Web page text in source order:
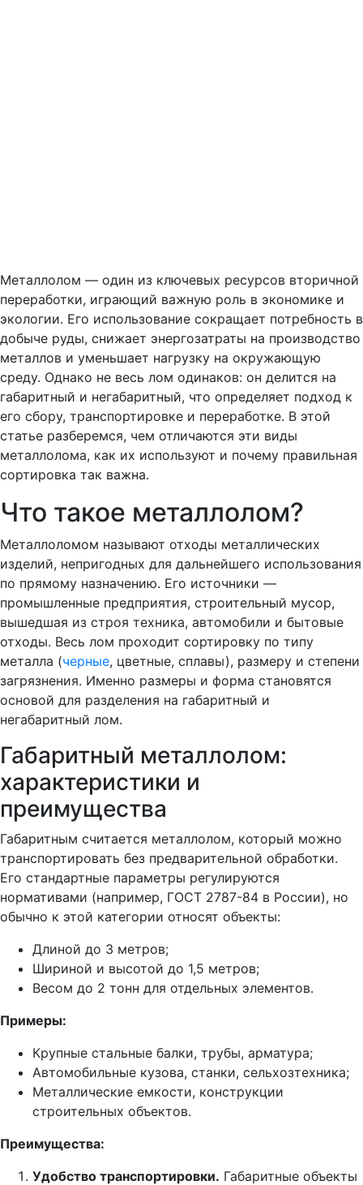
Металлолом — один из ключевых ресурсов вторичной
переработки, играющий важную роль в экономике и
экологии. Его использование сокращает потребность в
добыче руды, снижает энергозатраты на производство
металлов и уменьшает нагрузку на окружающую
среду. Однако не весь лом одинаков: он делится на
габаритный и негабаритный, что определяет подход к
его сбору, транспортировке и переработке. В этой
статье разберемся, чем отличаются эти виды
металлолома, как их используют и почему правильная
сортировка так важна.
Что такое металлолом?
Металлоломом называют отходы металлических
изделий, непригодных для дальнейшего использования
по прямому назначению. Его источники —
промышленные предприятия, строительный мусор,
вышедшая из строя техника, автомобили и бытовые
отходы. Весь лом проходит сортировку по типу
металла (черные, цветные, сплавы), размеру и степени
загрязнения. Именно размеры и форма становятся
основой для разделения на габаритный и
негабаритный лом.
Габаритный металлолом:
характеристики и
преимущества
Габаритным считается металлолом, который можно
транспортировать без предварительной обработки.
Его стандартные параметры регулируются
нормативами (например, ГОСТ 2787-84 в России), но
обычно к этой категории относят объекты:
Длиной до 3 метров;
Шириной и высотой до 1,5 метров;
Весом до 2 тонн для отдельных элементов.
Примеры:
Крупные стальные балки, трубы, арматура;
Автомобильные кузова, станки, сельхозтехника;
Металлические емкости, конструкции
строительных объектов.
Преимущества:
Удобство транспортировки. Габаритные объекты